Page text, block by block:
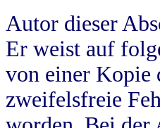
Autor dieser
Er weist auf
von einer Kopie
zweifelsfreie